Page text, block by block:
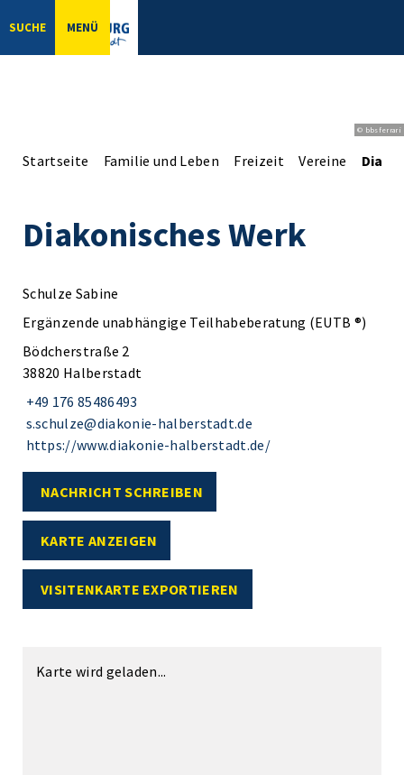
SUCHE MENÜ
© bbsferrari
Startseite Familie und Leben Freizeit Vereine
Diakonisches Werk
Schulze Sabine
Ergänzende unabhängige Teilhabeberatung (EUTB ®)
Bödcherstraße 2
38820 Halberstadt
+49 176 85486493
s.schulze@diakonie-halberstadt.de
https://www.diakonie-halberstadt.de/
NACHRICHT SCHREIBEN
KARTE ANZEIGEN
VISITENKARTE EXPORTIEREN
Karte wird geladen...